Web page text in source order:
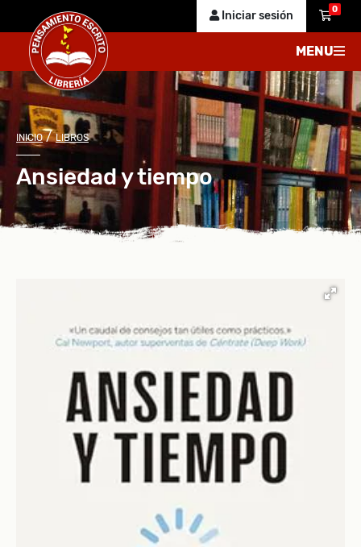
Iniciar sesión 0
MENU
INICIO/LIBROS
Ansiedad y tiempo